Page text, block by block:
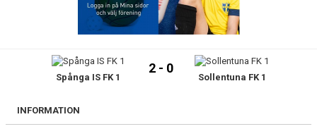
BILDGALLERI
KONTAKT
Spånga IS FK 1
2 - 0
Sollentuna FK 1
INFORMATION